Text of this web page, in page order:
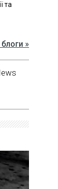
та
блоги »